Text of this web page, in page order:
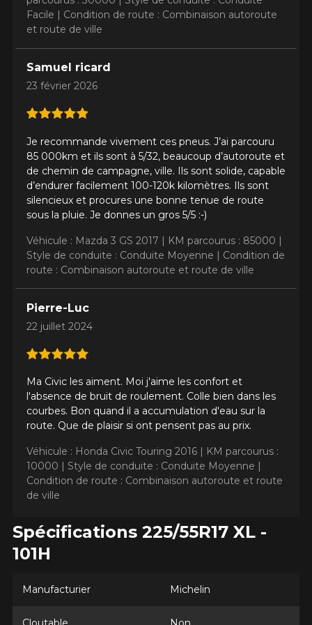
Facile | Condition de route : Combinaison autoroute
et route de ville
Samuel ricard
23 février 2026
Je recommande vivement ces pneus. J’ai parcouru
85 000km et ils sont à 5/32, beaucoup d’autoroute et
de chemin de campagne, ville. Ils sont solide, capable
d’endurer facilement 100-120k kilomètres. Ils sont
silencieux et procures une bonne tenue de route
sous la pluie. Je donnes un gros 5/5 :-)
Véhicule : Mazda 3 GS 2017 | KM parcourus : 85000 |
Style de conduite : Conduite Moyenne | Condition de
route : Combinaison autoroute et route de ville
Pierre-Luc
22 juillet 2024
Ma Civic les aiment. Moi j'aime les confort et
l'absence de bruit de roulement. Colle bien dans les
courbes. Bon quand il a accumulation d'eau sur la
route. Que de plaisir si ont pensent pas au prix.
Véhicule : Honda Civic Touring 2016 |
KM parcourus :
10000 | Style de conduite : Conduite Moyenne |
Condition de route : Combinaison autoroute et route
de ville
Spécifications 225/55R17 XL -
101H
Manufacturier Michelin
Votre avis concernant le
DEFENDER 2
Nom
Courriel
Votre véhicule
Année
Marque
Modèle
Option